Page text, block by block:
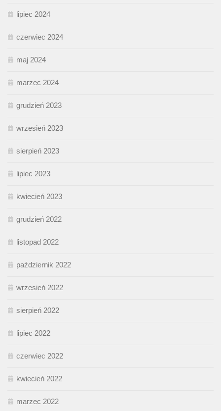
lipiec 2024
czerwiec 2024
maj 2024
marzec 2024
grudzień 2023
wrzesień 2023
sierpień 2023
lipiec 2023
kwiecień 2023
grudzień 2022
listopad 2022
październik 2022
wrzesień 2022
sierpień 2022
lipiec 2022
czerwiec 2022
kwiecień 2022
marzec 2022